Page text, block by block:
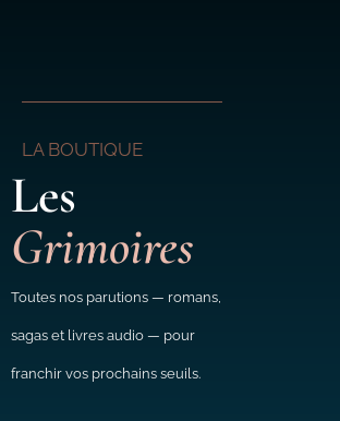
LA BOUTIQUE
Les
Grimoires
Toutes nos parutions — romans,
sagas et livres audio — pour
franchir vos prochains seuils.